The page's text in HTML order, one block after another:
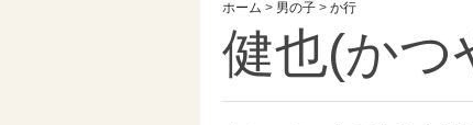
ホーム > 男の子 > か行
健也(かつ